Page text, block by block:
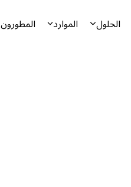
الحلول الموارد المطورون